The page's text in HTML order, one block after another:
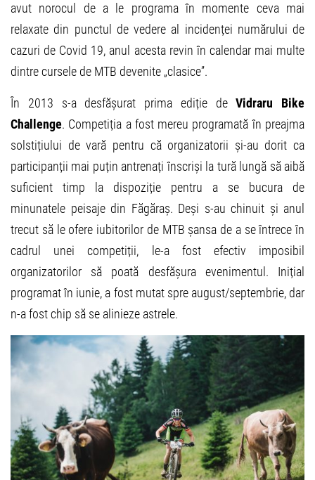
avut norocul de a le programa în momente ceva mai
relaxate din punctul de vedere al incidenței numărului de
cazuri de Covid 19, anul acesta revin în calendar mai multe
dintre cursele de MTB devenite „clasice”.
În 2013 s-a desfășurat prima ediție deVidraru Bike
Challenge. Competiția a fost mereu programată în preajma
solstițiului de vară pentru că organizatorii și-au dorit ca
participanții mai puțin antrenați înscriși la tură lungă să aibă
suficient timp la dispoziție pentru a se bucura de
minunatele peisaje din Făgăraș. Deși s-au chinuit și anul
trecut să le ofere iubitorilor de MTB șansa de a se întrece în
cadrul unei competiții, le-a fost efectiv imposibil
organizatorilor să poată desfășura evenimentul. Inițial
programat în iunie, a fost mutat spre august/septembrie, dar
n-a fost chip să se alinieze astrele.